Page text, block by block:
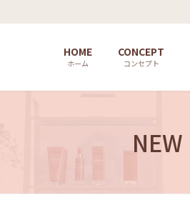
HOME
ホーム
CONCEPT
コンセプト
NEW